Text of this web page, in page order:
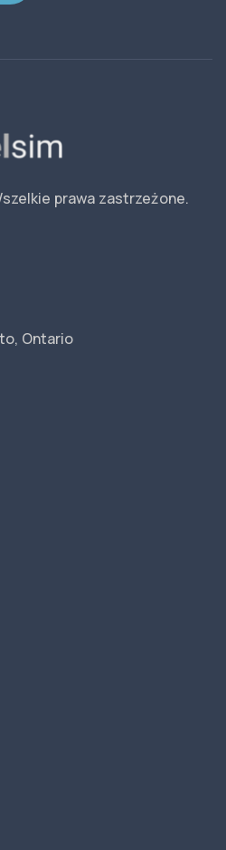
prawa zastrzeżone.
Ontario